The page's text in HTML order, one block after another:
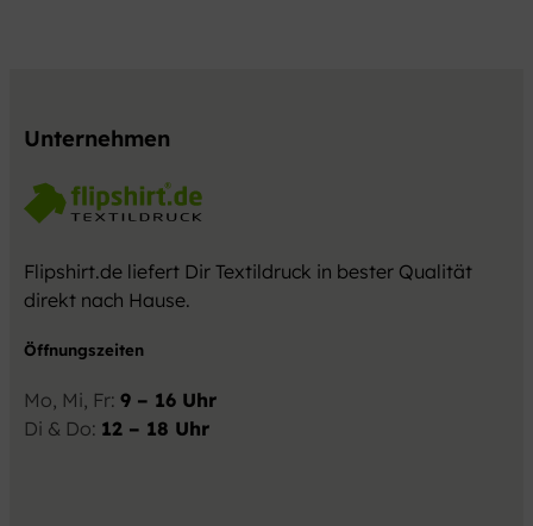
Unternehmen
Flipshirt.de liefert Dir Textildruck in bester Qualität
direkt nach Hause.
Öffnungszeiten
Mo, Mi, Fr: 9 – 16 Uhr
Di & Do: 12 – 18 Uhr